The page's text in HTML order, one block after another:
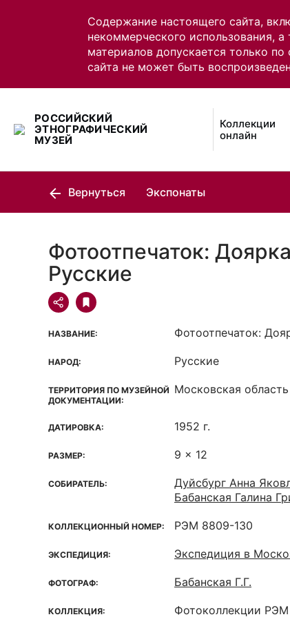
Содержание настоящего сайта,
некоммерческого использования,
материалов допускается только
сайта не может быть
РОССИЙСКИЙ
ЭТНОГРАФИЧЕСКИЙ
МУЗЕЙ
Коллекции
онлайн
Вернуться Экспонаты
Фотоотпечаток:
Русские
НАЗВАНИЕ: Фотоотпечаток:
НАРОД: Русские
ТЕРРИТОРИЯ ПО МУЗЕЙНОЙ
ДОКУМЕНТАЦИИ:
Московская область
ДАТИРОВКА: 1952 г.
РАЗМЕР: 9 x 12
СОБИРАТЕЛЬ:
Дуйсбург Анна
Бабанская Галина
КОЛЛЕКЦИОННЫЙ НОМЕР: РЭМ 8809-130
ЭКСПЕДИЦИЯ: Экспедиция в
ФОТОГРАФ: Бабанская Г.Г.
КОЛЛЕКЦИЯ: Фотоколлекции РЭМ